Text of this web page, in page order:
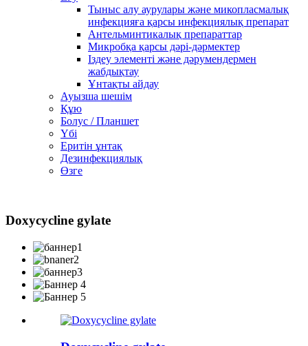
Тыныс алу аурулары және микопласмалық
инфекцияға қарсы инфекциялық препарат
Антельминтикалық препараттар
Микробқа қарсы дәрі-дәрмектер
Іздеу элементі және дәрумендермен
жабдықтау
Ұнтақты айдау
Ауызша шешім
Құю
Болус / Планшет
Үбі
Еритін ұнтақ
Дезинфекциялық
Өзге
Doxycycline gylate